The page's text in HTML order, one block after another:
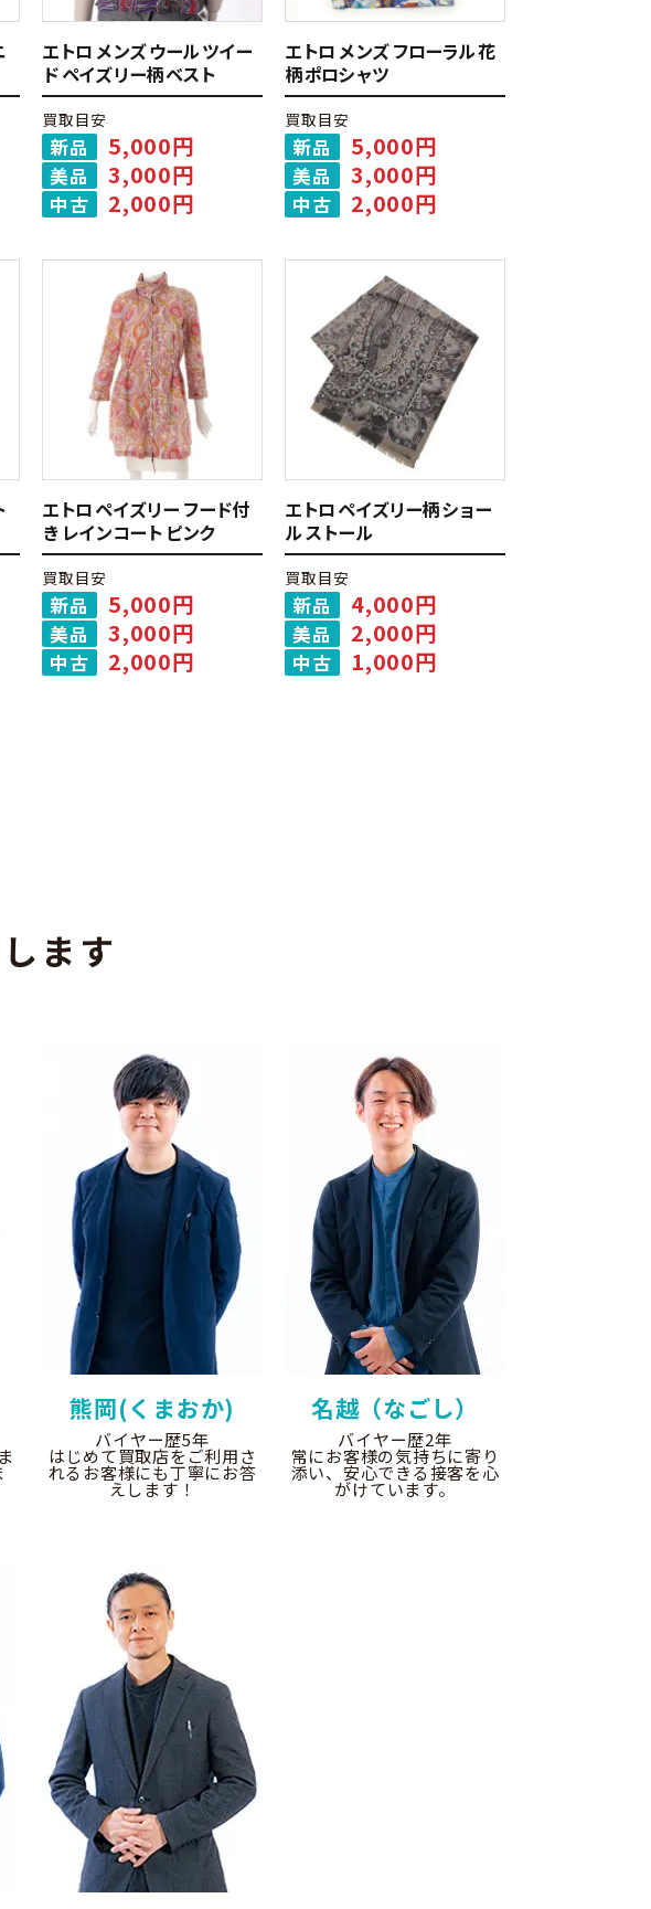
エトロ メンズ ウール ツイー
ド ペイズリー柄 ベスト
買取目安
新品 5,000円
美品 3,000円
中古 2,000円
エトロ メンズ フローラル 花
柄 ポロシャツ
買取目安
新品 5,000円
美品 3,000円
中古 2,000円
エトロ ペイズリー フード付
き レインコート ピンク
買取目安
新品 5,000円
美品 3,000円
中古 2,000円
エトロ ペイズリー柄 ショー
ル ストール
買取目安
新品 4,000円
美品 2,000円
中古 1,000円
ます
熊岡(くまおか)
バイヤー歴5年
はじめて買取店をご利用さ
れるお客様にも丁寧にお答
えします！
名越（なごし）
バイヤー歴2年
常にお客様の気持ちに寄り
添い、安心できる接客を心
がけています。